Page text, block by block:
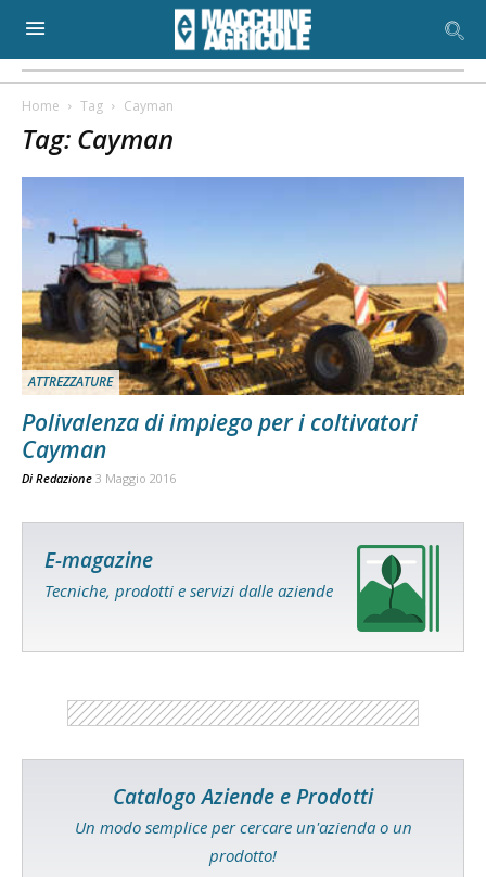
Home Tag Cayman
Tag: Cayman
ATTREZZATURE
Polivalenza di impiego per i coltivatori
Cayman
Di Redazione 3 Maggio 2016
E-magazine
Tecniche, prodotti e servizi dalle aziende
Catalogo Aziende e Prodotti
Un modo semplice per cercare un'azienda o un
prodotto!